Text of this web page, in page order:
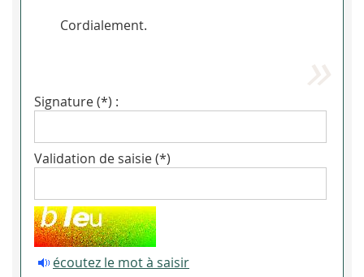
Cordialement.
Signature (*) :
Validation de saisie (*)
écoutez le mot à saisir